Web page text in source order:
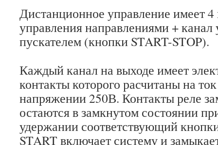
Дистанционное управление имеет
управления направлениями +
пускателем (кнопки START-STOP).
Каждый канал на выходе имеет
контакты которого расчитаны на
напряжении 250В. Контакты реле
остаются в замкнутом состоянии
удержании соответствующий
START включает систему и